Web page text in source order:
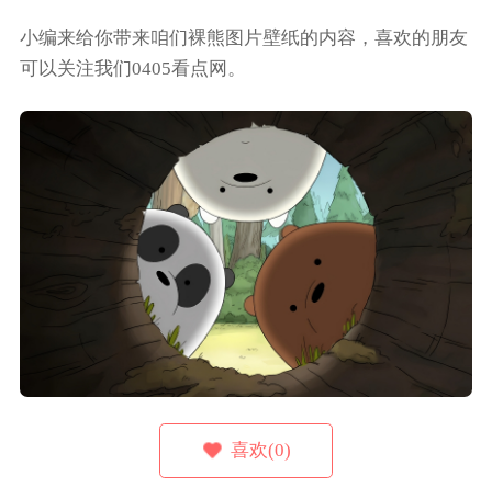
小编来给你带来咱们裸熊图片壁纸的内容，喜欢的朋友
可以关注我们0405看点网。
喜欢(0)